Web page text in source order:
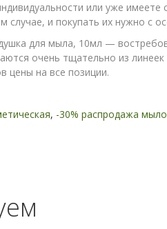
или уже
случае, и покупать их нужно с
для мыла, 10мл —
очень тщательно из
цены на все позиции.
, -30% распродажа